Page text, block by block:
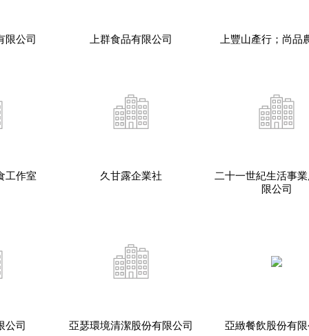
限公司 上群食品有限公司 上豐山產行；尚品
工作室 久甘露企業社
二十一世紀生活事
限公司
公司 亞瑟環境清潔股份有限公司 亞緻餐飲股份有